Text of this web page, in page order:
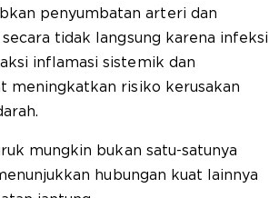
penyumbatan arteri dan
tidak langsung karena infeksi
inflamasi sistemik dan
meningkatkan risiko kerusakan
mungkin bukan satu-satunya
hubungan kuat lainnya